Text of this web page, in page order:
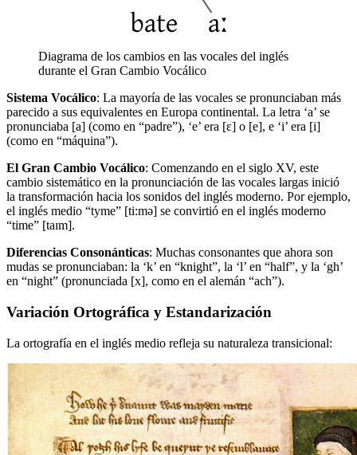
Diagrama de los cambios en las vocales del inglés
durante el Gran Cambio Vocálico
Sistema Vocálico: La mayoría de las vocales se pronunciaban más
parecido a sus equivalentes en Europa continental. La letra ‘a’ se
pronunciaba [a] (como en “padre”), ‘e’ era [ɛ] o [e], e ‘i’ era [i]
(como en “máquina”).
El Gran Cambio Vocálico: Comenzando en el siglo XV, este
cambio sistemático en la pronunciación de las vocales largas inició
la transformación hacia los sonidos del inglés moderno. Por ejemplo,
el inglés medio “tyme” [ti:mə] se convirtió en el inglés moderno
“time” [taɪm].
Diferencias Consonánticas: Muchas consonantes que ahora son
mudas se pronunciaban: la ‘k’ en “knight”, la ‘l’ en “half”, y la ‘gh’
en “night” (pronunciada [x], como en el alemán “ach”).
Variación Ortográfica y Estandarización
La ortografía en el inglés medio refleja su naturaleza transicional: